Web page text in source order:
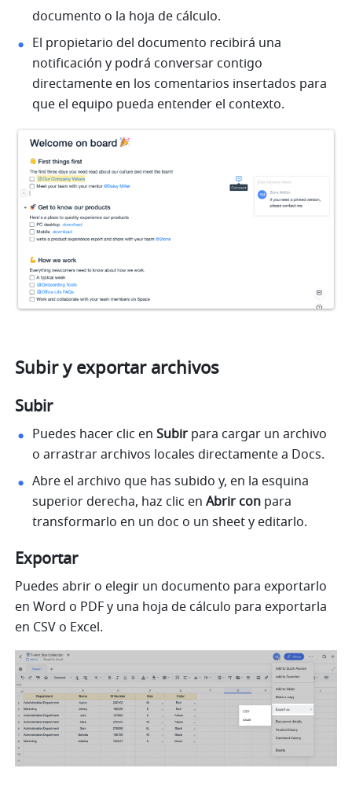
documento o la hoja de cálculo.
El propietario del documento recibirá una
notificación y podrá conversar contigo
directamente en los comentarios insertados para
que el equipo pueda entender el contexto.
Subir y exportar archivos
Subir
Puedes hacer clic en Subir para cargar un archivo
o arrastrar archivos locales directamente a Docs.
Abre el archivo que has subido y, en la esquina
superior derecha, haz clic en Abrir con para
transformarlo en un doc o un sheet y editarlo.
Exportar
Puedes abrir o elegir un documento para exportarlo
en Word o PDF y una hoja de cálculo para exportarla
en CSV o Excel.